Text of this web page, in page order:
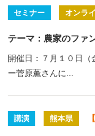
セミナー オンラ
テーマ：農家のファ
開催日：７月１０日
ー菅原薫さんに...
講演 熊本県